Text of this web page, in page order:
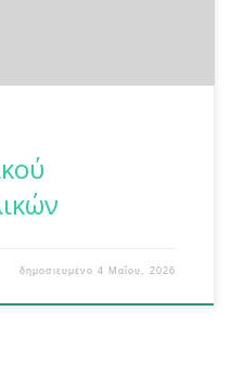
δημοσιευμένο4 Μαΐου, 2026